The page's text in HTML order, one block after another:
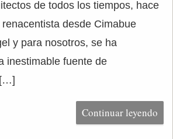
de todos los tiempos, hace
desde Cimabue
y para nosotros, se ha
inestimable fuente de
Continuar leyendo